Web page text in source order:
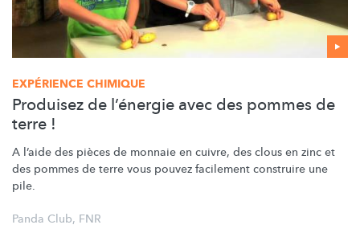
EXPÉRIENCE CHIMIQUE
Produisez de l’énergie avec des pommes de
terre !
A l’aide des pièces de monnaie en cuivre, des clous en zinc et
des pommes de terre vous pouvez facilement construire une
pile.
Panda Club, FNR